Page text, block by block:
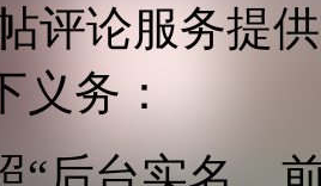
评论服务提
义务：
“后台实名、